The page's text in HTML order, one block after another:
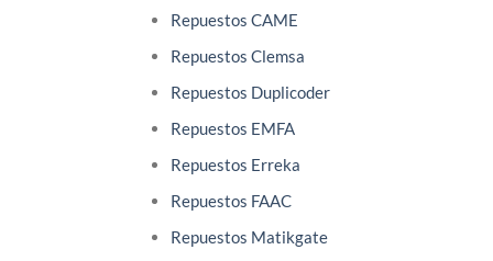
Repuestos CAME
Repuestos Clemsa
Repuestos Duplicoder
Repuestos EMFA
Repuestos Erreka
Repuestos FAAC
Repuestos Matikgate